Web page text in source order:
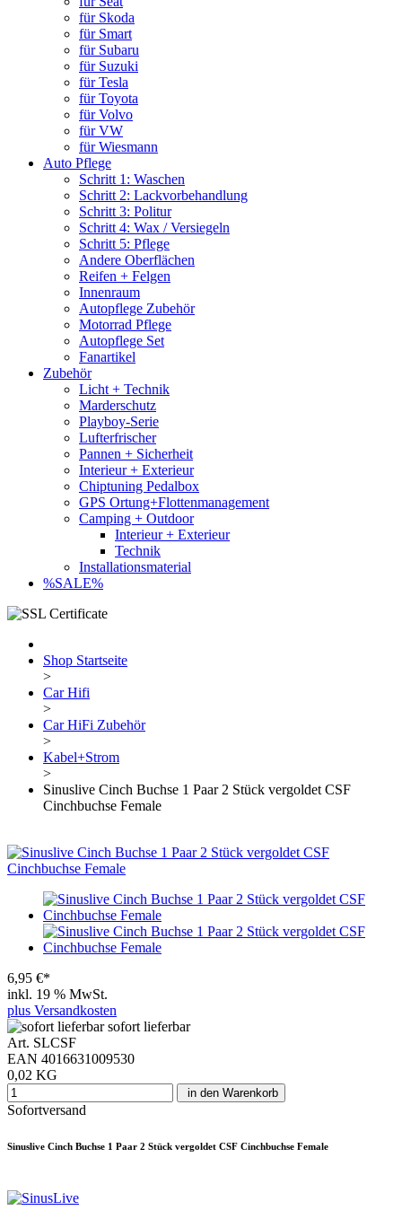
für Skoda
für Smart
für Subaru
für Suzuki
für Tesla
für Toyota
für Volvo
für VW
für Wiesmann
Auto Pflege
Schritt 1: Waschen
Schritt 2: Lackvorbehandlung
Schritt 3: Politur
Schritt 4: Wax / Versiegeln
Schritt 5: Pflege
Andere Oberflächen
Reifen + Felgen
Innenraum
Autopflege Zubehör
Motorrad Pflege
Autopflege Set
Fanartikel
Zubehör
Licht + Technik
Marderschutz
Playboy-Serie
Lufterfrischer
Pannen + Sicherheit
Interieur + Exterieur
Chiptuning Pedalbox
GPS Ortung+Flottenmanagement
Camping + Outdoor
Interieur + Exterieur
Technik
Installationsmaterial
%SALE%
Shop Startseite
>
Car Hifi
>
Car HiFi Zubehör
>
Kabel+Strom
>
Sinuslive Cinch Buchse 1 Paar 2 Stück vergoldet CSF
Cinchbuchse Female
6,95 €*
inkl. 19 % MwSt.
plus Versandkosten
sofort lieferbar
Art. SLCSF
EAN 4016631009530
0,02 KG
in den Warenkorb
Sofortversand
Sinuslive Cinch Buchse 1 Paar 2 Stück vergoldet CSF Cinchbuchse Female